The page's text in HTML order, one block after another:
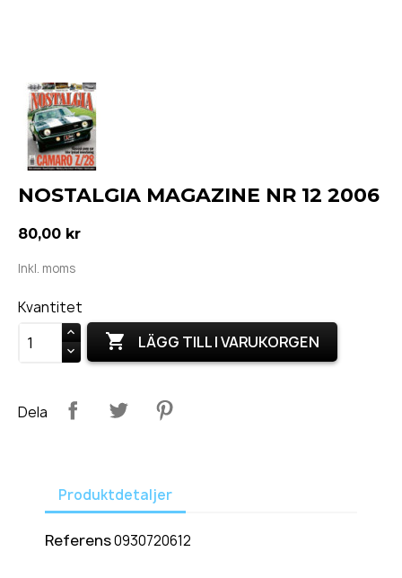
NOSTALGIA MAGAZINE NR 12 2006
80,00 kr
Inkl. moms
Kvantitet
 LÄGG TILL I VARUKORGEN
Dela
Produktdetaljer
Referens0930720612